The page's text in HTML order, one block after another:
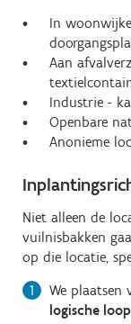
In
Aan
Industrie -
Openbare
Anonieme
Niet alleen de
vuilnisbakken
op die locatie,
We plaatsen
logische loop